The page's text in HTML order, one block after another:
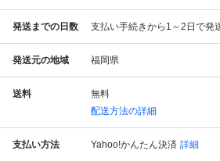
発送までの日数 支払い手続きから1～2日で発
発送元の地域 福岡県
送料
無料
配送方法の詳細
支払い方法 Yahoo!かんたん決済 詳細